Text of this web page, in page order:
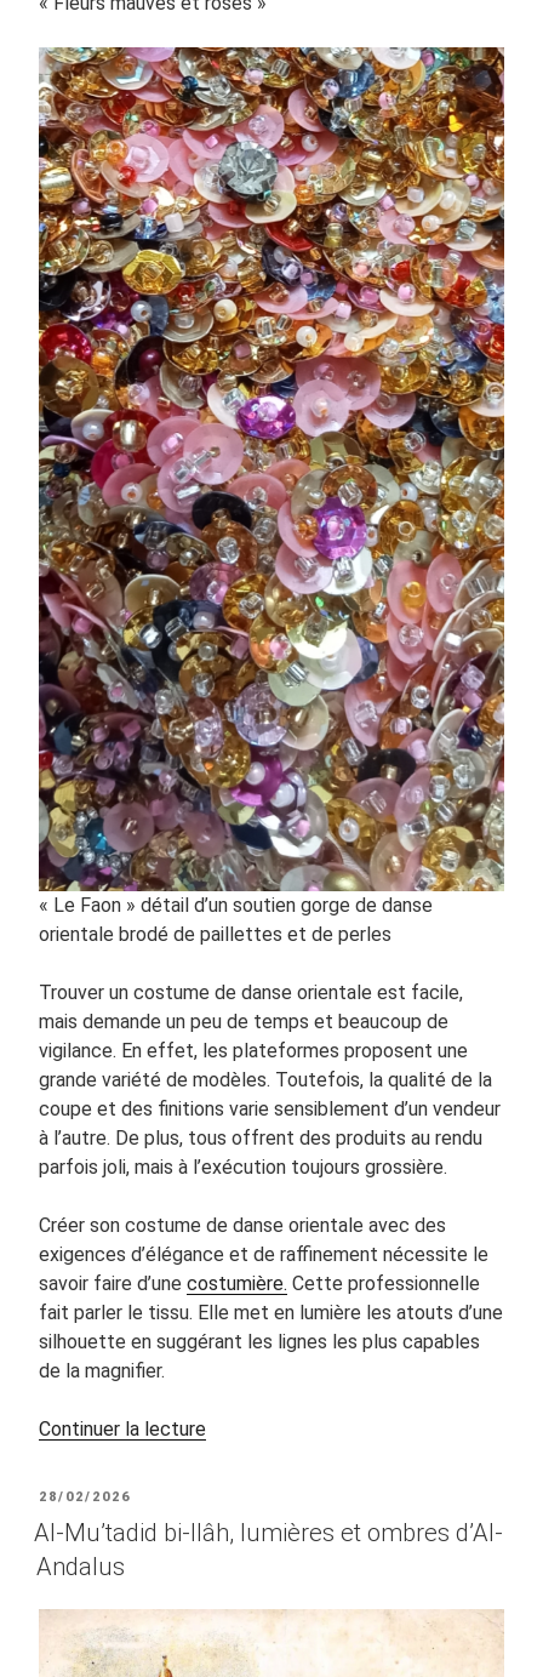
« Le Faon » détail d’un soutien gorge de danse
orientale brodé de paillettes et de perles
Trouver un costume de danse orientale est facile,
mais demande un peu de temps et beaucoup de
vigilance. En effet, les plateformes proposent une
grande variété de modèles. Toutefois, la qualité de la
coupe et des finitions varie sensiblement d’un vendeur
à l’autre. De plus, tous offrent des produits au rendu
parfois joli, mais à l’exécution toujours grossière.
Créer son costume de danse orientale avec des
exigences d’élégance et de raffinement nécessite le
savoir faire d’une costumière. Cette professionnelle
fait parler le tissu. Elle met en lumière les atouts d’une
silhouette en suggérant les lignes les plus capables
de la magnifier.
Continuer la lecturede
de
avec
un
PUBLIÉ
LE
28/02/2026
Al-Mu’tadid bi-Ilâh, lumières et ombres d’Al-
Andalus